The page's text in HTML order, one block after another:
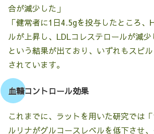
合が減少した」
「健常者に1日4.5gを投与したところ、
ルが上昇し、LDLコレステロールが減少
という結果が出ており、いずれもスピ
されています。
血糖コントロール効果
これまでに、ラットを用いた研究では
ルリナがグルコースレベルを低下させ